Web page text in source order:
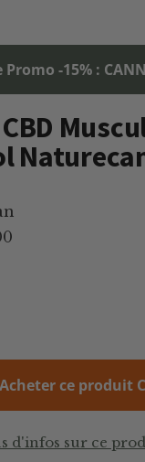
Promo -15% :
Acheter ce produit
d'infos sur ce